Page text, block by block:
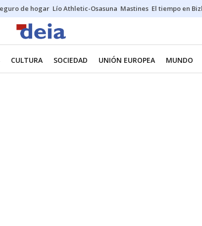
de hogar Lío Athletic-Osasuna Mastines El tiempo en
CULTURA SOCIEDAD UNIÓN EUROPEA MUNDO